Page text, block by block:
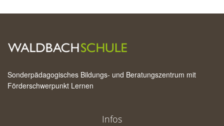
Sonderpädagogisches Bildungs- und Beratungszentrum mit
Förderschwerpunkt Lernen
Infos